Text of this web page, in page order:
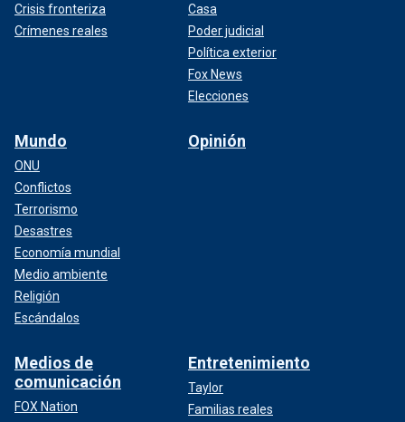
Crisis fronteriza
Crímenes reales
Casa
Poder judicial
Política exterior
Fox News
Elecciones
Mundo
ONU
Conflictos
Terrorismo
Desastres
Economía mundial
Medio ambiente
Religión
Escándalos
Opinión
Medios de
comunicación
FOX Nation
Entretenimiento
Taylor
Familias reales